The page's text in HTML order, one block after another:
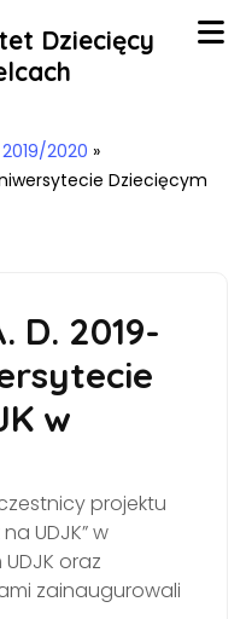
Dziecięcy
2020 »
Dziecięcym
D. 2019-
w
projektu
UDJK” w
oraz
zainaugurowali